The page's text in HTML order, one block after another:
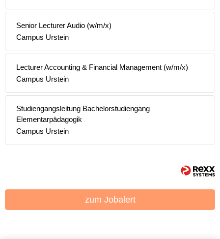
Senior Lecturer Audio (w/m/x)
Campus Urstein
Lecturer Accounting & Financial Management (w/m/x)
Campus Urstein
Studiengangsleitung Bachelorstudiengang
Elementarpädagogik
Campus Urstein
zum Jobalert